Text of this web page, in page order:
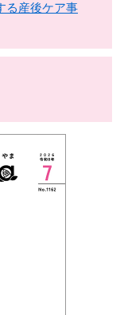
る産後ケア事